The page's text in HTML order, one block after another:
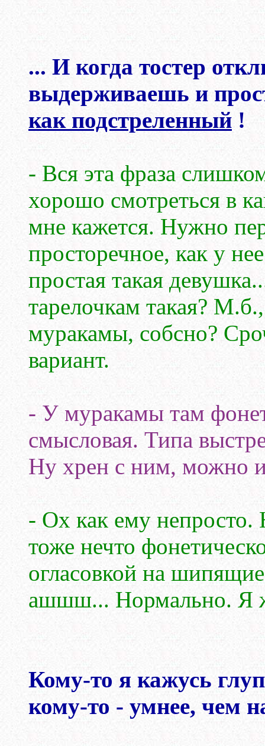
... И когда тостер
выдерживаешь и
как подстреленный !
- Вся эта фраза
хорошо смотреться в
мне кажется. Нужно
просторечное, как у
простая такая
тарелочкам такая?
муракамы, собсно?
вариант.
- У муракамы там
смысловая. Типа
Ну хрен с ним, можно
- Ох как ему непросто.
тоже нечто
огласовкой на
ашшш... Нормально. Я
Кому-то я кажусь
кому-то - умнее, чем